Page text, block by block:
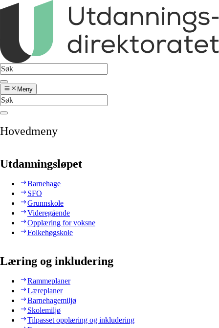
Meny
Hovedmeny
Utdanningsløpet
Barnehage
SFO
Grunnskole
Videregående
Opplæring for voksne
Folkehøgskole
Læring og inkludering
Rammeplaner
Læreplaner
Barnehagemiljø
Skolemiljø
Tilpasset opplæring og inkludering